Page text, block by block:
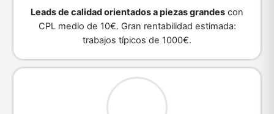
Leads de calidad orientados a piezas grandes con
CPL medio de 10€. Gran rentabilidad estimada:
trabajos típicos de 1000€.